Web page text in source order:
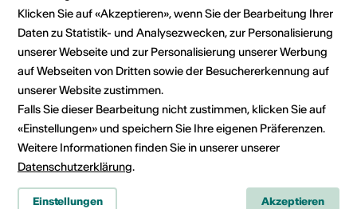
Klicken Sie auf «Akzeptieren», wenn Sie der Bearbeitung Ihrer
Daten zu Statistik- und Analysezwecken, zur Personalisierung
unserer Webseite und zur Personalisierung unserer Werbung
auf Webseiten von Dritten sowie der Besuchererkennung auf
unserer Website zustimmen.
Falls Sie dieser Bearbeitung nicht zustimmen, klicken Sie auf
«Einstellungen» und speichern Sie Ihre eigenen Präferenzen.
Weitere Informationen finden Sie in unserer unserer
Datenschutzerklärung.
Einstellungen Akzeptieren